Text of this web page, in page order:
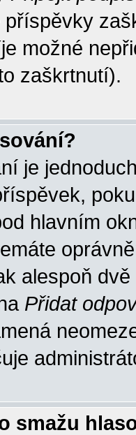
možné
zaškrtnutí).
je
hlavním
alespoň
Přidat
smažu